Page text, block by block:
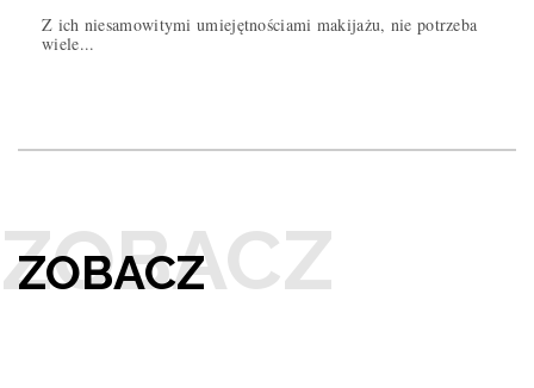
Z ich niesamowitymi umiejętnościami makijażu, nie potrzeba
wiele...
ZOBACZ